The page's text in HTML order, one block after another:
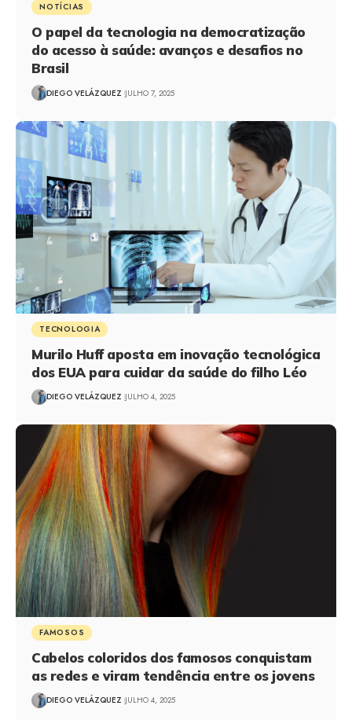
NOTÍCIAS
O papel da tecnologia na democratização
do acesso à saúde: avanços e desafios no
Brasil
DIEGO VELÁZQUEZ JULHO 7, 2025
TECNOLOGIA
Murilo Huff aposta em inovação tecnológica
dos EUA para cuidar da saúde do filho Léo
DIEGO VELÁZQUEZ JULHO 4, 2025
FAMOSOS
Cabelos coloridos dos famosos conquistam
as redes e viram tendência entre os jovens
DIEGO VELÁZQUEZ JULHO 4, 2025